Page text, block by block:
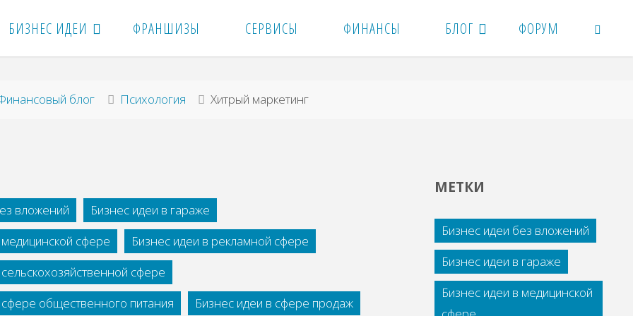
БИЗНЕС ИДЕИ ФРАНШИЗЫ СЕРВИСЫ ФИНАНСЫ БЛОГ ФОРУМ
блог Психология Хитрый маркетинг
вложений
Бизнес идеи в гараже
сфере
Бизнес идеи в рекламной сфере
сфере
общественного питания
Бизнес идеи в сфере продаж
МЕТКИ
Бизнес идеи без вложений
Бизнес идеи в гараже
Бизнес идеи в медицинской